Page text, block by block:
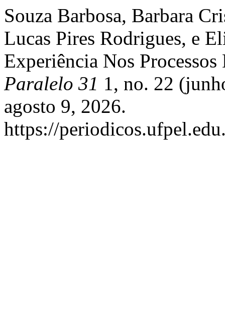
Souza Barbosa, Barbara
Lucas Pires Rodrigues, e
Experiência Nos
Paralelo 31 1, no. 22
agosto 9, 2026.
https://